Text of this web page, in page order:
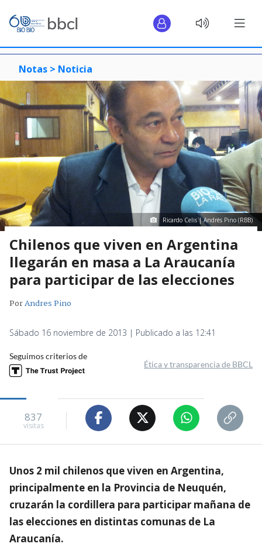
Notas > Noticia
Ricardo Celis | Andrés Pino (RBB)
Chilenos que viven en Argentina
llegarán en masa a La Araucanía
para participar de las elecciones
PorAndres Pino
Sábado 16 noviembre de 2013 | Publicado a las 12:41
Seguimos criterios de
Ética y transparencia de BBCL
837
visitas
Unos 2 mil chilenos que viven en Argentina,
principalmente en la Provincia de Neuquén,
cruzarán la cordillera para participar mañana de
las elecciones en distintas comunas de La
Araucanía.